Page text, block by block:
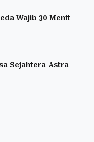
Wajib 30 Menit
Sejahtera Astra